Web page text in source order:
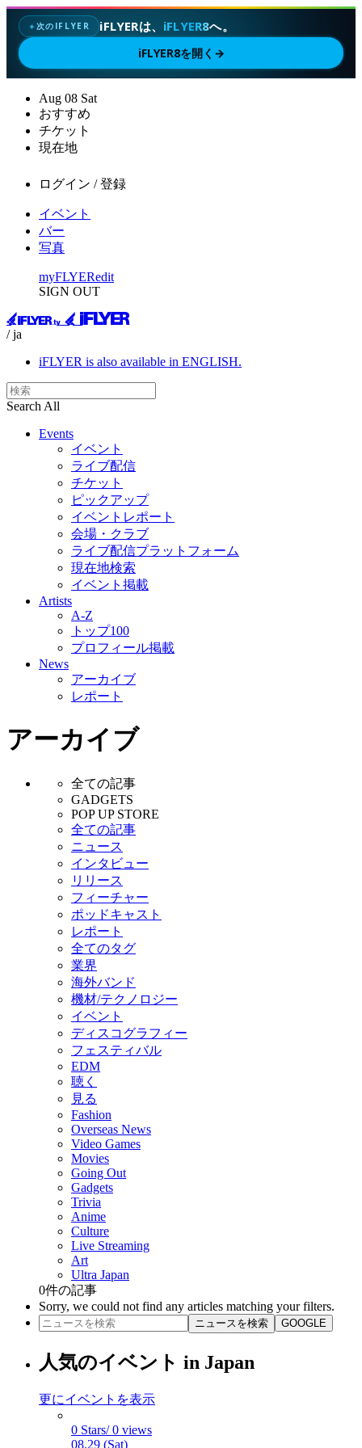
✦次のIFLYER iFLYERは、 iFLYER8へ。
iFLYER8を開く →
Aug 08 Sat
おすすめ
チケット
現在地
ログイン / 登録
イベント
バー
写真
myFLYERedit
SIGN OUT
/ ja
iFLYER is also available in ENGLISH.
Search All
Events
イベント
ライブ配信
チケット
ピックアップ
イベントレポート
会場・クラブ
ライブ配信プラットフォーム
現在地検索
イベント掲載
Artists
A-Z
トップ100
プロフィール掲載
News
アーカイブ
レポート
アーカイブ
全ての記事
GADGETS
POP UP STORE
全ての記事
ニュース
インタビュー
リリース
フィーチャー
ポッドキャスト
レポート
全てのタグ
業界
海外バンド
機材/テクノロジー
イベント
ディスコグラフィー
フェスティバル
EDM
聴く
見る
Fashion
Overseas News
Video Games
Movies
Going Out
Gadgets
Trivia
Anime
Culture
Live Streaming
Art
Ultra Japan
0件の記事
Sorry, we could not find any articles matching your filters.
ニュースを検索 GOOGLE
人気のイベント in Japan
更にイベントを表示
0 Stars/ 0 views
08.29 (Sat)